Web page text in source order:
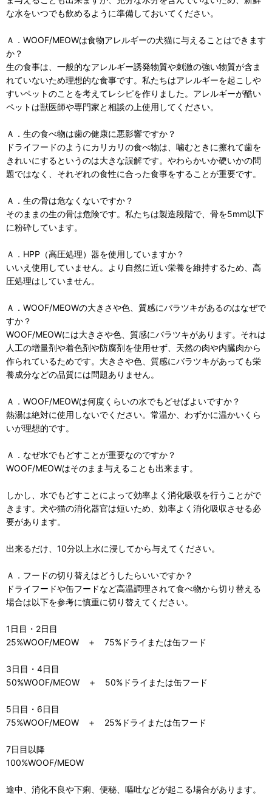
な水をいつでも飲めるように準備しておいてください。
Ａ．WOOF/MEOWは食物アレルギーの犬猫に与えることはできます
か？
生の食事は、一般的なアレルギー誘発物質や刺激の強い物質が含ま
れていないため理想的な食事です。私たちはアレルギーを起こしや
すいペットのことを考えてレシピを作りました。アレルギーが酷い
ペットは獣医師や専門家と相談の上使用してください。
Ａ．生の食べ物は歯の健康に悪影響ですか？
ドライフードのようにカリカリの食べ物は、噛むときに擦れて歯を
きれいにするというのは大きな誤解です。やわらかいか硬いかの問
題ではなく、それぞれの食性に合った食事をすることが重要です。
Ａ．生の骨は危なくないですか？
そのままの生の骨は危険です。私たちは製造段階で、骨を5mm以下
に粉砕しています。
Ａ．HPP（高圧処理）器を使用していますか？
いいえ使用していません。より自然に近い栄養を維持するため、高
圧処理はしていません。
Ａ．WOOF/MEOWの大きさや色、質感にバラツキがあるのはなぜで
すか？
WOOF/MEOWには大きさや色、質感にバラツキがあります。それは
人工の増量剤や着色剤や防腐剤を使用せず、天然の肉や内臓肉から
作られているためです。大きさや色、質感にバラツキがあっても栄
養成分などの品質には問題ありません。
Ａ．WOOF/MEOWは何度くらいの水でもどせばよいですか？
熱湯は絶対に使用しないでください。常温か、わずかに温かいくら
いが理想的です。
Ａ．なぜ水でもどすことが重要なのですか？
WOOF/MEOWはそのまま与えることも出来ます。
しかし、水でもどすことによって効率よく消化吸収を行うことがで
きます。犬や猫の消化器官は短いため、効率よく消化吸収させる必
要があります。
出来るだけ、10分以上水に浸してから与えてください。
Ａ．フードの切り替えはどうしたらいいですか？
ドライフードや缶フードなど高温調理されて食べ物から切り替える
場合は以下を参考に慎重に切り替えてください。
1日目・2日目
25%WOOF/MEOW ＋ 75%ドライまたは缶フード
3日目・4日目
50%WOOF/MEOW ＋ 50%ドライまたは缶フード
5日目・6日目
75%WOOF/MEOW ＋ 25%ドライまたは缶フード
7日目以降
100%WOOF/MEOW
途中、消化不良や下痢、便秘、嘔吐などが起こる場合があります。